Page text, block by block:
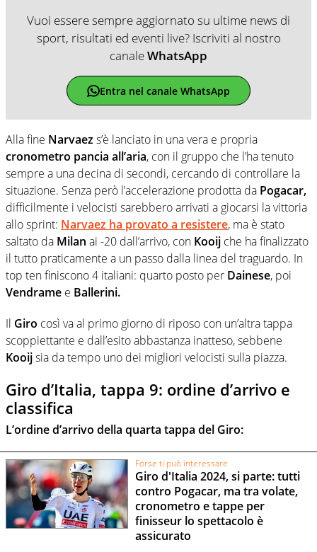
Vuoi essere sempre aggiornato su ultime news di
sport, risultati ed eventi live? Iscriviti al nostro
canaleWhatsApp
Entra nel canale WhatsApp
Alla fine Narvaezs’è lanciato in una vera e propria
cronometro pancia all’aria, con il gruppo che l’ha tenuto
sempre a una decina di secondi, cercando di controllare la
situazione. Senza però l’accelerazione prodotta da Pogacar,
difficilmente i velocisti sarebbero arrivati a giocarsi la vittoria
allo sprint: Narvaez ha provato a resistere, ma è stato
saltato da Milan ai -20 dall’arrivo, con Kooij che ha finalizzato
il tutto praticamente a un passo dalla linea del traguardo. In
top ten finiscono 4 italiani: quarto posto per Dainese, poi
Vendrame e Ballerini.
Il Giro così va al primo giorno di riposo con un’altra tappa
scoppiettante e dall’esito abbastanza inatteso, sebbene
Kooijsia da tempo uno dei migliori velocisti sulla piazza.
Giro d’Italia, tappa 9: ordine d’arrivo e
classifica
L’ordine d’arrivo della quarta tappa del Giro:
Forse ti può interessare
Giro d'Italia 2024, si parte: tutti
contro Pogacar, ma tra volate,
cronometro e tappe per
finisseur lo spettacolo è
assicurato